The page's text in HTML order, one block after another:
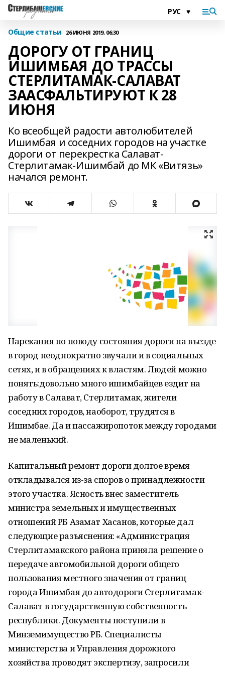
Общие статьи 26 ИЮНЯ 2019, 06:30
ДОРОГУ ОТ ГРАНИЦ
ИШИМБАЯ ДО ТРАССЫ
СТЕРЛИТАМАК-САЛАВАТ
ЗААСФАЛЬТИРУЮТ К 28
ИЮНЯ
Ко всеобщей радости автолюбителей
Ишимбая и соседних городов на участке
дороги от перекрестка Салават-
Стерлитамак-Ишимбай до МК «Витязь»
начался ремонт.
Нарекания по поводу состояния дороги на въезде
в город неоднократно звучали и в социальных
сетях, и в обращениях к властям. Людей можно
понять:довольно много ишимбайцев ездит на
работу в Салават, Стерлитамак, жители
соседних городов, наоборот, трудятся в
Ишимбае. Да и пассажиропоток между городами
не маленький.
Капитальный ремонт дороги долгое время
откладывался из-за споров о принадлежности
этого участка. Ясность внес заместитель
министра земельных и имущественных
отношений РБ Азамат Хасанов, которые дал
следующие разъяснения: «Администрация
Стерлитамакского района приняла решение о
передаче автомобильной дороги общего
пользования местного значения от границ
города Ишимбая до автодороги Стерлитамак-
Салават в государственную собственность
республики. Документы поступили в
Минземимущество РБ. Специалисты
министерства и Управления дорожного
хозяйства проводят экспертизу, запросили